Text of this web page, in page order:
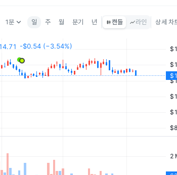
1분keyboard_arrow_down 일 주 월 분기 년 캔들 라인 상세 차